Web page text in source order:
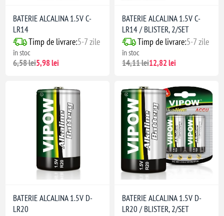
BATERIE ALCALINA 1.5V C-
LR14
Timp de livrare:5-7 zile
în stoc
6,58 lei5,98 lei
BATERIE ALCALINA 1.5V C-
LR14 / BLISTER, 2/SET
Timp de livrare:5-7 zile
în stoc
14,11 lei12,82 lei
BATERIE ALCALINA 1.5V D-
LR20
BATERIE ALCALINA 1.5V D-
LR20 / BLISTER, 2/SET